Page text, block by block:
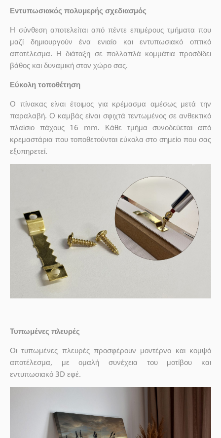
Εντυπωσιακός πολυμερής σχεδιασμός
Η σύνθεση αποτελείται από πέντε επιμέρους τμήματα που
μαζί δημιουργούν ένα ενιαίο και εντυπωσιακό οπτικό
αποτέλεσμα. Η διάταξη σε πολλαπλά κομμάτια προσδίδει
βάθος και δυναμική στον χώρο σας.
Εύκολη τοποθέτηση
Ο πίνακας είναι έτοιμος για κρέμασμα αμέσως μετά την
παραλαβή. Ο καμβάς είναι σφιχτά τεντωμένος σε ανθεκτικό
πλαίσιο πάχους 16 mm. Κάθε τμήμα συνοδεύεται από
κρεμαστάρια που τοποθετούνται εύκολα στο σημείο που σας
εξυπηρετεί.
Τυπωμένες πλευρές
Οι τυπωμένες πλευρές προσφέρουν μοντέρνο και κομψό
αποτέλεσμα, με ομαλή συνέχεια του μοτίβου και
εντυπωσιακό 3D εφέ.